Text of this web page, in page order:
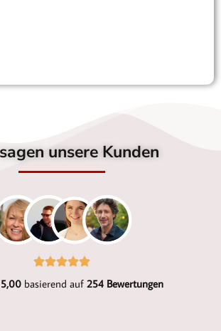
unsere Kunden
5,00 basierend auf 254 Bewertungen